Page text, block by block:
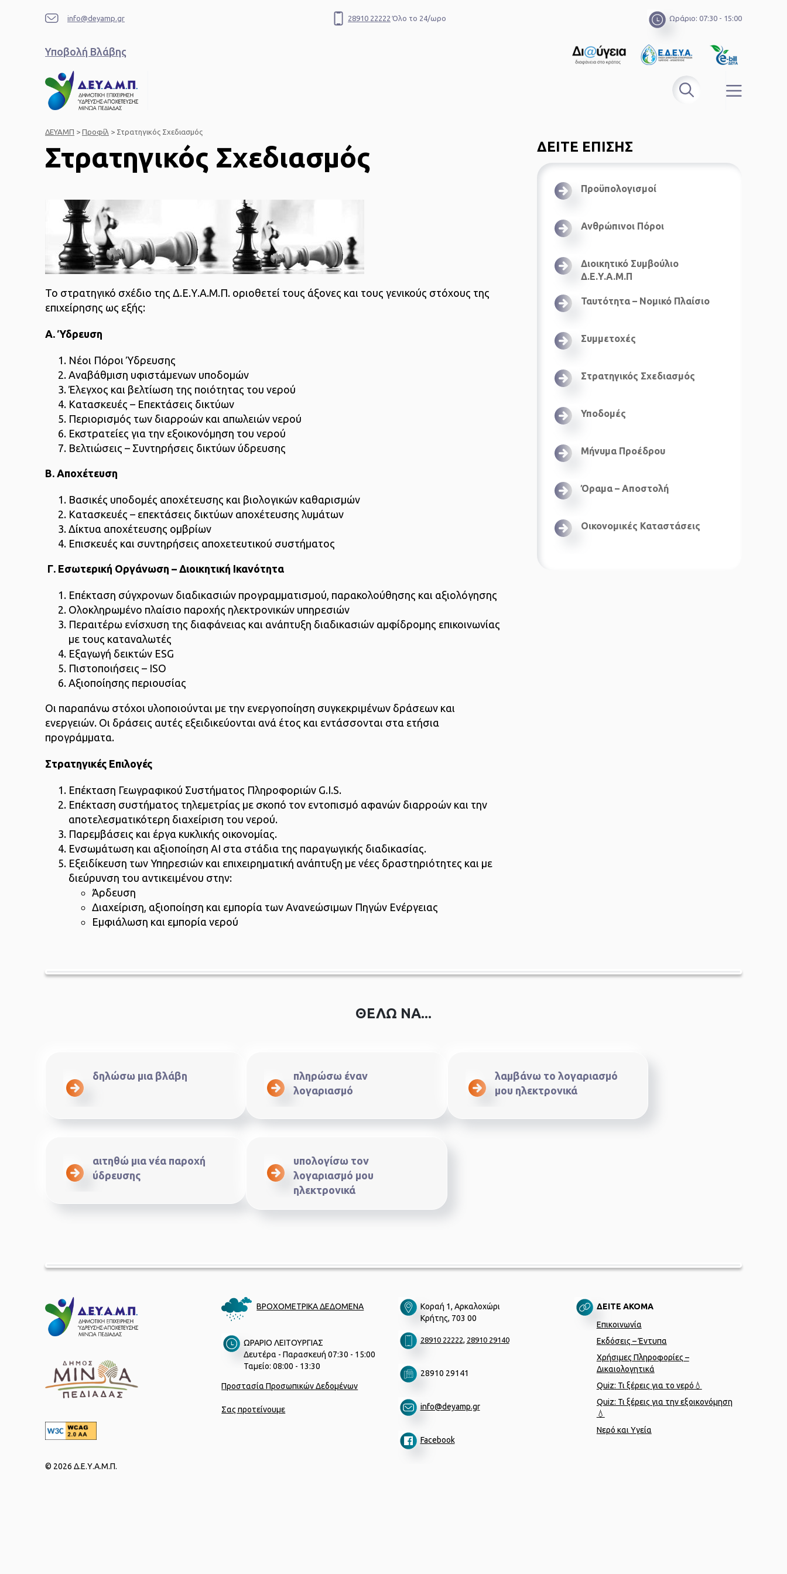
info@deyamp.gr 28910 22222 Όλο το 24/ωρο Ωράριο: 07:30 - 15:00
Υποβολή Βλάβης
ΔΕΥΑΜΠ > Προφίλ > Στρατηγικός Σχεδιασμός
Στρατηγικός Σχεδιασμός
Το στρατηγικό σχέδιο της Δ.Ε.Υ.Α.Μ.Π. οριοθετεί τους άξονες και τους γενικούς στόχους της
επιχείρησης ως εξής:
Α. Ύδρευση
Νέοι Πόροι Ύδρευσης
Αναβάθμιση υφιστάμενων υποδομών
Έλεγχος και βελτίωση της ποιότητας του νερού
Κατασκευές – Επεκτάσεις δικτύων
Περιορισμός των διαρροών και απωλειών νερού
Εκστρατείες για την εξοικονόμηση του νερού
Βελτιώσεις – Συντηρήσεις δικτύων ύδρευσης
Β. Αποχέτευση
Βασικές υποδομές αποχέτευσης και βιολογικών καθαρισμών
Κατασκευές – επεκτάσεις δικτύων αποχέτευσης λυμάτων
Δίκτυα αποχέτευσης ομβρίων
Επισκευές και συντηρήσεις αποχετευτικού συστήματος
Γ. Εσωτερική Οργάνωση – Διοικητική Ικανότητα
Επέκταση σύγχρονων διαδικασιών προγραμματισμού, παρακολούθησης και αξιολόγησης
Ολοκληρωμένο πλαίσιο παροχής ηλεκτρονικών υπηρεσιών
Περαιτέρω ενίσχυση της διαφάνειας και ανάπτυξη διαδικασιών αμφίδρομης επικοινωνίας
με τους καταναλωτές
Εξαγωγή δεικτών ESG
Πιστοποιήσεις – ISO
Αξιοποίησης περιουσίας
Οι παραπάνω στόχοι υλοποιούνται με την ενεργοποίηση συγκεκριμένων δράσεων και
ενεργειών. Οι δράσεις αυτές εξειδικεύονται ανά έτος και εντάσσονται στα ετήσια
προγράμματα.
Στρατηγικές Επιλογές
Επέκταση Γεωγραφικού Συστήματος Πληροφοριών G.I.S.
Επέκταση συστήματος τηλεμετρίας με σκοπό τον εντοπισμό αφανών διαρροών και την
αποτελεσματικότερη διαχείριση του νερού.
Παρεμβάσεις και έργα κυκλικής οικονομίας.
Ενσωμάτωση και αξιοποίηση AI στα στάδια της παραγωγικής διαδικασίας.
Εξειδίκευση των Υπηρεσιών και επιχειρηματική ανάπτυξη με νέες δραστηριότητες και με
διεύρυνση του αντικειμένου στην:
Άρδευση
Διαχείριση, αξιοποίηση και εμπορία των Ανανεώσιμων Πηγών Ενέργειας
Εμφιάλωση και εμπορία νερού
ΔΕΙΤΕ ΕΠΙΣΗΣ
Προϋπολογισμοί
Ανθρώπινοι Πόροι
Διοικητικό Συμβούλιο
Δ.Ε.Υ.Α.Μ.Π
Ταυτότητα – Νομικό Πλαίσιο
Συμμετοχές
Στρατηγικός Σχεδιασμός
Υποδομές
Μήνυμα Προέδρου
Όραμα – Αποστολή
Οικονομικές Καταστάσεις
ΘΕΛΩ ΝΑ...
δηλώσω μια βλάβη
πληρώσω έναν
λογαριασμό
λαμβάνω το λογαριασμό
μου ηλεκτρονικά
αιτηθώ μια νέα παροχή
ύδρευσης
υπολογίσω τον
λογαριασμό μου
ηλεκτρονικά
© 2026 Δ.Ε.Υ.Α.Μ.Π.
ΒΡΟΧΟΜΕΤΡΙΚΑ ΔΕΔΟΜΕΝΑ
ΩΡΑΡΙΟ ΛΕΙΤΟΥΡΓΙΑΣ
Δευτέρα - Παρασκευή 07:30 - 15:00
Ταμείο: 08:00 - 13:30
Προστασία Προσωπικών Δεδομένων
Σας προτείνουμε
Κοραή 1, Αρκαλοχώρι
Κρήτης, 703 00
28910 22222, 28910 29140
28910 29141
info@deyamp.gr
Facebook
ΔΕΙΤΕ ΑΚΟΜΑ
Επικοινωνία
Εκδόσεις – Έντυπα
Χρήσιμες Πληροφορίες –
Δικαιολογητικά
Quiz: Τι ξέρεις για το νερό💧
Quiz: Τι ξέρεις για την εξοικονόμηση
💧
Νερό και Υγεία